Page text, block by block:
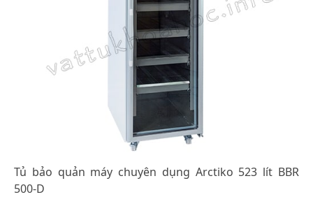
Tủ bảo quản máy chuyên dụng Arctiko 523 lít BBR
500-D